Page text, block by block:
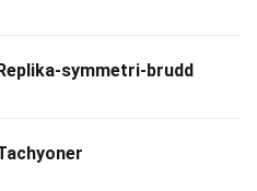
symmetri-brudd